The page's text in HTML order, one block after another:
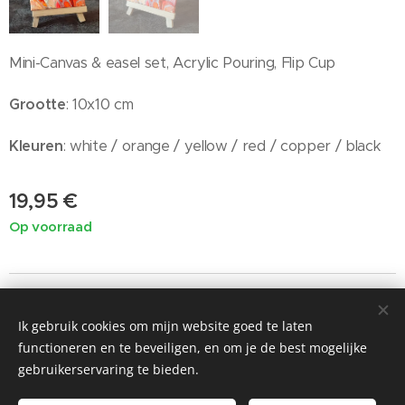
Mini-Canvas & easel set, Acrylic Pouring, Flip Cup
Grootte: 10x10 cm
Kleuren: white / orange / yellow / red / copper / black
19,95 €
Op voorraad
©2019 Painted by Me / Heart 4 Art, alle rechten voorbehouden
voor de kunst
Ik gebruik cookies om mijn website goed te laten
functioneren en te beveiligen, en om je de best mogelijke
gebruikerservaring te bieden.